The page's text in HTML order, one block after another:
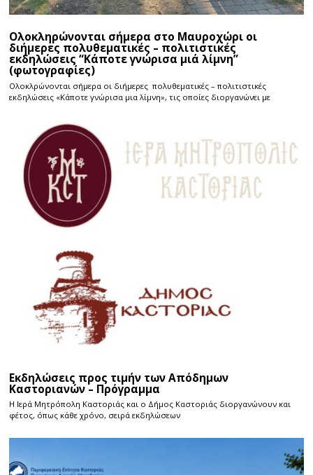
Ολοκληρώνονται σήμερα στο Μαυροχώρι οι
διήμερες πολυθεματικές – πολιτιστικές
εκδηλώσεις “Κάποτε γνώρισα μιά λίμνη”
(φωτογραφίες)
Ολοκλρώνονται σήμερα οι διήμερες πολυθεματικές – πολιτιστικές
εκδηλώσεις «Κάποτε γνώρισα μια λίμνη», τις οποίες διοργανώνει με
Εκδηλώσεις προς τιμήν των Απόδημων
Καστοριανών – Πρόγραμμα
Η Ιερά Μητρόπολη Καστοριάς και ο Δήμος Καστοριάς διοργανώνουν και
φέτος, όπως κάθε χρόνο, σειρά εκδηλώσεων